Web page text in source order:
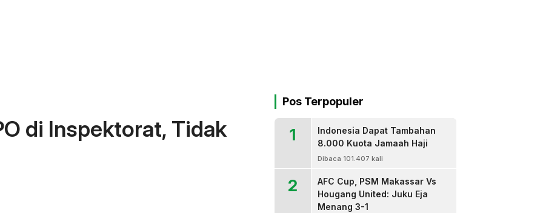
di Inspektorat, Tidak
Pos Terpopuler
1
Indonesia Dapat Tambahan
8.000 Kuota Jamaah Haji
Dibaca 101.407 kali
2
AFC Cup, PSM Makassar Vs
Hougang United: Juku Eja
Menang 3-1